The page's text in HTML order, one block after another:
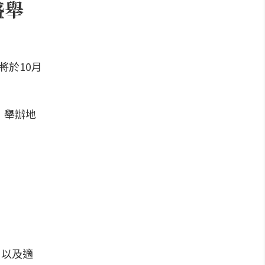
於10月
舉辦地
及適